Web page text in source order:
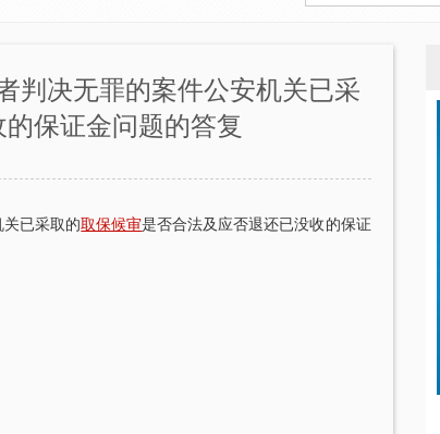
判决无罪的案件公安机关已采
保证金问题的答复
关已采取的取保候审是否合法及应否退还已没收的保证